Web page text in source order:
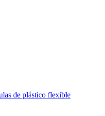
de plástico flexible